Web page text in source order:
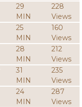
29
MIN
228
Views
25
MIN
160
Views
28
MIN
212
Views
31
MIN
235
Views
24
MIN
287
Views